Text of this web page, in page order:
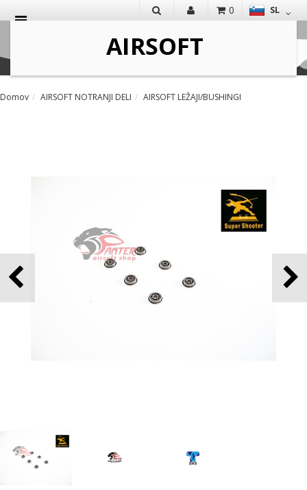
SL
0
Domov AIRSOFT NOTRANJI DELI AIRSOFT LEŽAJI/BUSHINGI